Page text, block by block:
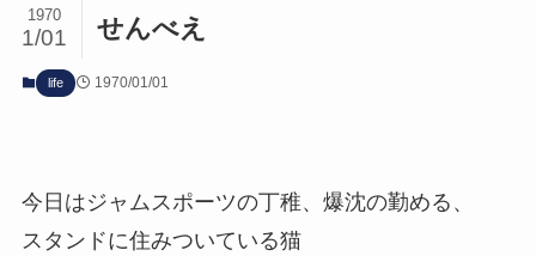
せんべえ
1970
1/01
life 1970/01/01
今日はジャムスポーツの丁稚、爆沈の勤める、
スタンドに住みついている猫